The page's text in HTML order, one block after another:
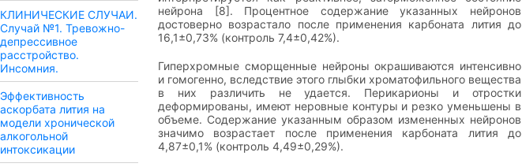
КЛИНИЧЕСКИЕ СЛУЧАИ.
Случай №1. Тревожно-
депрессивное
расстройство.
Инсомния.
Эффективность
аскорбата лития на
модели хронической
алкогольной
интоксикации
нейрона [8]. Процентное содержание указанных нейронов
достоверно возрастало после применения карбоната лития до
16,1±0,73% (контроль 7,4±0,42%).
Гиперхромные сморщенные нейроны окрашиваются интенсивно
и гомогенно, вследствие этого глыбки хроматофильного вещества
в них различить не удается. Перикарионы и отростки
деформированы, имеют неровные контуры и резко уменьшены в
объеме. Содержание указанным образом измененных нейронов
значимо возрастает после применения карбоната лития до
4,87±0,1% (контроль 4,49±0,29%).